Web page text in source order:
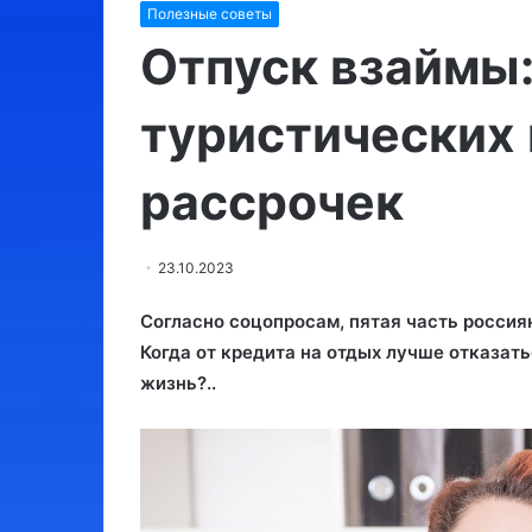
Полезные советы
Отпуск
туристических
рассрочек
23.10.2023
Согласно соцопросам, пятая часть
Когда от кредита на отдых лучше
жизнь?..
Израиль: места, обязательные
10.09.2023